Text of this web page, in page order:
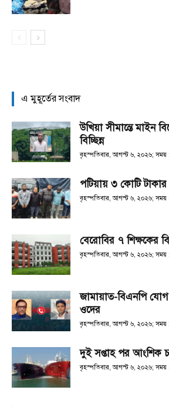
এ মুহূর্তের সংবাদ
উখিয়া সীমান্তে মাইন
বিচ্ছিন্ন
বৃহস্পতিবার, আগস্ট ৬, ২০২৬; সময়
পটিয়ায় ৩ কোটি টাকার
বৃহস্পতিবার, আগস্ট ৬, ২০২৬; সময়
বেরোবির ৭ শিক্ষকের
বৃহস্পতিবার, আগস্ট ৬, ২০২৬; সময়
জামায়াত-বিএনপি
ওদের
বৃহস্পতিবার, আগস্ট ৬, ২০২৬; সময়
দুই সপ্তাহ পর আংশিক
বৃহস্পতিবার, আগস্ট ৬, ২০২৬; সময়